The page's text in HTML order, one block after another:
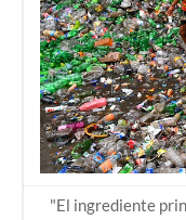
"El ingrediente